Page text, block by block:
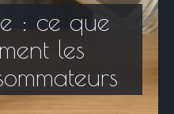
: ce que
les